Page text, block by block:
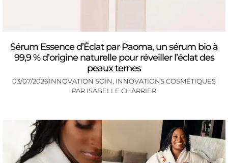
Sérum Essence d’Éclat par Paoma, un sérum bio à
99,9 % d’origine naturelle pour réveiller l’éclat des
peaux ternes
03/07/2026INNOVATION SOIN INNOVATIONS COSMÉTIQUES
PAR ISABELLE CHARRIER